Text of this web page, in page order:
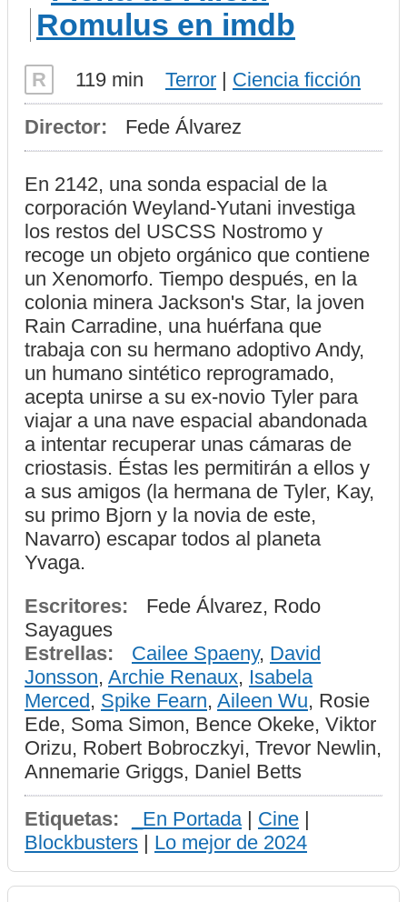
R 119 min Terror | Ciencia ficción
Director: Fede Álvarez
En 2142, una sonda espacial de la
corporación Weyland-Yutani investiga
los restos del USCSS Nostromo y
recoge un objeto orgánico que contiene
un Xenomorfo. Tiempo después, en la
colonia minera Jackson's Star, la joven
Rain Carradine, una huérfana que
trabaja con su hermano adoptivo Andy,
un humano sintético reprogramado,
acepta unirse a su ex-novio Tyler para
viajar a una nave espacial abandonada
a intentar recuperar unas cámaras de
criostasis. Éstas les permitirán a ellos y
a sus amigos (la hermana de Tyler, Kay,
su primo Bjorn y la novia de este,
Navarro) escapar todos al planeta
Yvaga.
Escritores:
Fede Álvarez, Rodo
Sayagues
Estrellas:
Cailee Spaeny, David
Jonsson, Archie Renaux, Isabela
Merced, Spike Fearn, Aileen Wu, Rosie
Ede, Soma Simon, Bence Okeke, Viktor
Orizu, Robert Bobroczkyi, Trevor Newlin,
Annemarie Griggs, Daniel Betts
Etiquetas: _En Portada | Cine |
Blockbusters | Lo mejor de 2024